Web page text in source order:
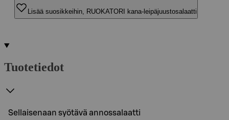
Lisää suosikkeihin, RUOKATORI kana-leipäjuustosalaatti
Tuotetiedot
Sellaisenaan syötävä annossalaatti